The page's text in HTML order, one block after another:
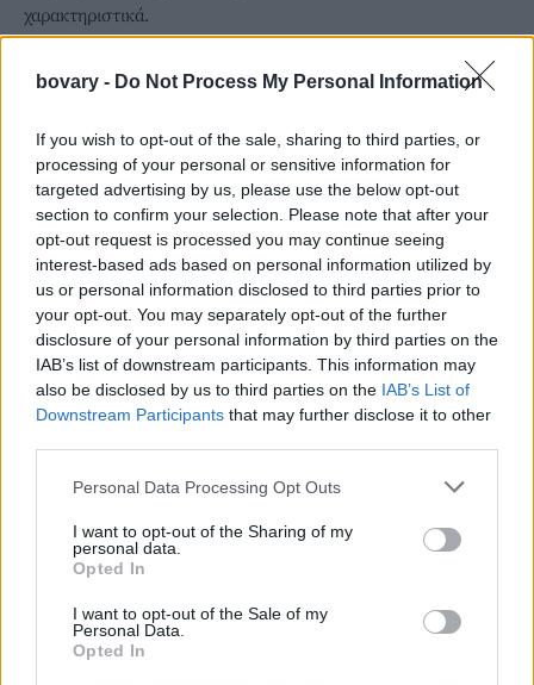
bovary - Do Not Process My Personal Information
If you wish to opt-out of the sale, sharing to third parties, or
processing of your personal or sensitive information for
targeted advertising by us, please use the below opt-out
section to confirm your selection. Please note that after your
opt-out request is processed you may continue seeing
interest-based ads based on personal information utilized by
us or personal information disclosed to third parties prior to
your opt-out. You may separately opt-out of the further
disclosure of your personal information by third parties on the
IAB’s list of downstream participants. This information may
also be disclosed by us to third parties on the IAB’s List of
Downstream Participants that may further disclose it to other
Personal Data Processing Opt Outs
I want to opt-out of the Sharing of my
personal data.
Opted In
I want to opt-out of the Sale of my
Personal Data.
Opted In
χαρακτηριστικά.
Στην πραγματικότητα, το ιταλικό lob είναι ένας συνδυασμός
ανάμεσα στο κλασικό italian bob και το old money bob, εκείνο
πολλές σύγχρονες celebrities. Και σε αυτό το πλαίσιο, ένα από
τα πρώτα πρόσωπα που μας έρχονται στο μυαλό είναι η
Μπελούτσι, που έχει υιοθετήσει αυτό το κούρεμα πολλές
φορές πριν επιστρέψει στα μακριά μαλλιά.